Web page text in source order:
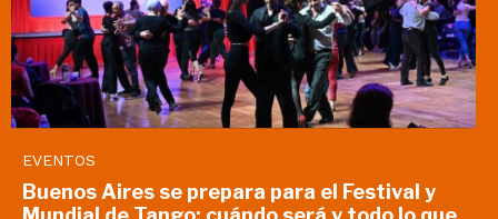
EVENTOS
Buenos Aires se prepara para el Festival y